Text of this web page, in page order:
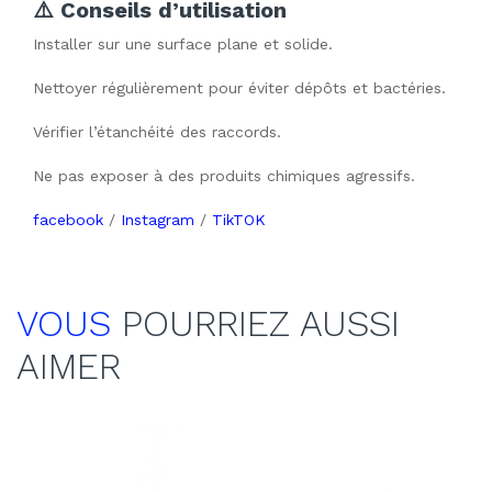
⚠️ Conseils d’utilisation
Installer sur une surface plane et solide.
Nettoyer régulièrement pour éviter dépôts et bactéries.
Vérifier l’étanchéité des raccords.
Ne pas exposer à des produits chimiques agressifs.
facebook / Instagram / TikTOK
VOUS POURRIEZ AUSSI
AIMER